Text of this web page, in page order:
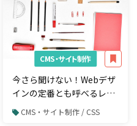
CMS・サイト制作
今さら聞けない！Webデザ
インの定番とも呼べるレイ
アウト方法「グリッドレイ
アウト」の基本
CMS・サイト制作 / CSS